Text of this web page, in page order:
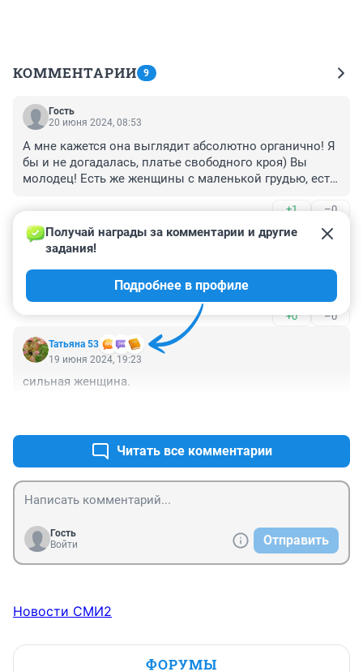
КОММЕНТАРИИ 9
Гость
20 июня 2024, 08:53
А мне кажется она выглядит абсолютно органично! Я
бы и не догадалась, платье свободного кроя) Вы
молодец! Есть же женщины с маленькой грудью, есть
+1 –0
Гость
20 июня 2024, 02:57
Наши медики уже ж@п@ от пятки отличить не в
+0 –0
Татьяна 53
Получай награды за комментарии и другие
задания!
Подробнее в профиле
19 июня 2024, 19:23
сильная женщина.
Читать все комментарии
Гость
Войти
Отправить
Новости СМИ2
ФОРУМЫ